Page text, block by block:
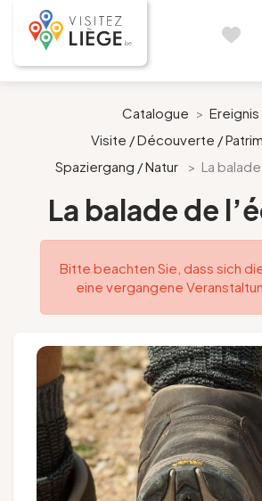
Wie ein Bürger von Lüttich
Meinen Aufenthalt vorbereiten
Unsere Vorschläge
Stadt Lüttich
Folgen Sie uns
Presse
Gruppen und Reiseveranstalter
Catalogue > Ereignis
Visite / Découverte /
Spaziergang / Natur
> La
La balade de
Bitte beachten Sie, dass sich
eine vergangene